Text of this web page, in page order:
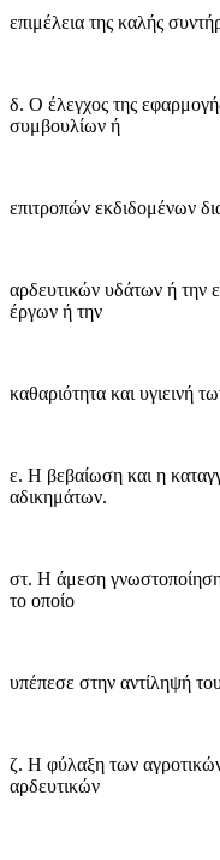
επιμέλεια της καλής
δ. Ο έλεγχος της
συμβουλίων ή
επιτροπών εκδιδομένων
αρδευτικών υδάτων ή την
έργων ή την
καθαριότητα και υγιεινή
ε. Η βεβαίωση και η
αδικημάτων.
στ. Η άμεση
το οποίο
υπέπεσε στην αντίληψή
ζ. Η φύλαξη των
αρδευτικών